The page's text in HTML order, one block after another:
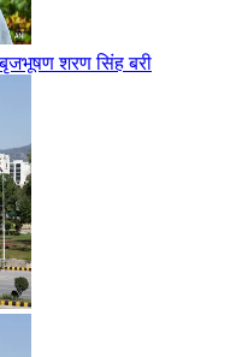
शरण सिंह बरी